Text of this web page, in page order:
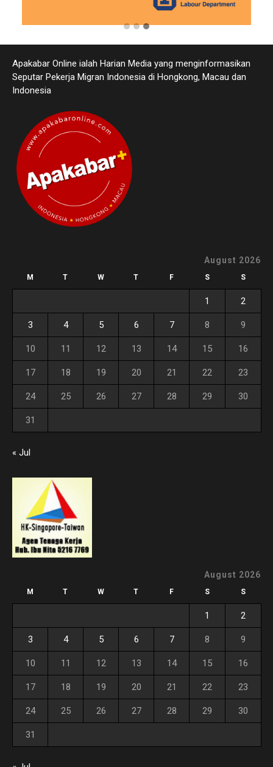
Apakabar Online ialah Harian Media yang menginformasikan
Seputar Pekerja Migran Indonesia di Hongkong, Macau dan
Indonesia
August 2026
M T W T F S S
1 2
3 4 5 6 7 8 9
10 11 12 13 14 15 16
17 18 19 20 21 22 23
24 25 26 27 28 29 30
31
« Jul
August 2026
M T W T F S S
1 2
3 4 5 6 7 8 9
10 11 12 13 14 15 16
17 18 19 20 21 22 23
24 25 26 27 28 29 30
31